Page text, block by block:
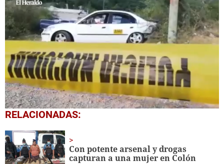
0
seconds
48
seconds
RELACIONADAS:
Con potente arsenal y drogas
capturan a una mujer en Colón